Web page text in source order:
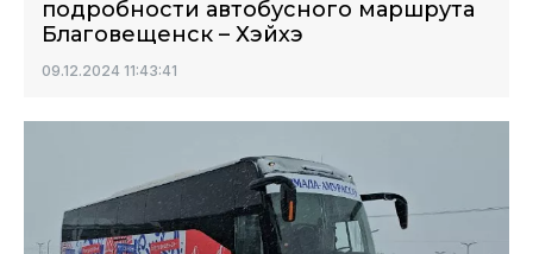
подробности автобусного маршрута
Благовещенск – Хэйхэ
09.12.2024 11:43:41